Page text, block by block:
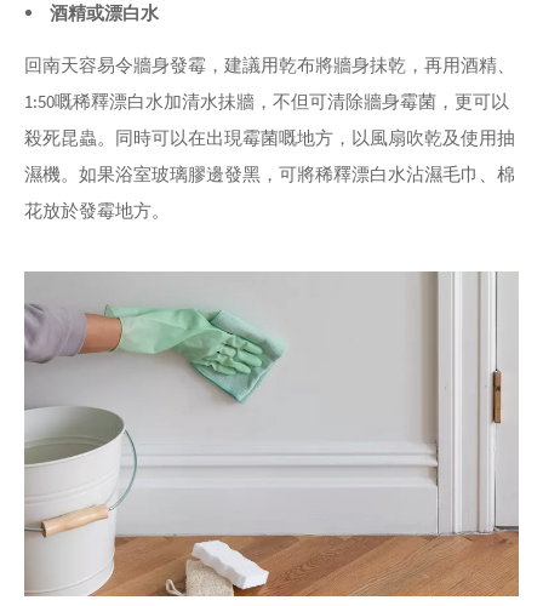
酒精或漂白水
回南天容易令牆身發霉，建議用乾布將牆身抺乾，再用酒精、
1:50嘅稀釋漂白水加清水抺牆，不但可清除牆身霉菌，更可以
殺死昆蟲。同時可以在出現霉菌嘅地方，以風扇吹乾及使用抽
濕機。如果浴室玻璃膠邊發黑，可將稀釋漂白水沾濕毛巾、棉
花放於發霉地方。